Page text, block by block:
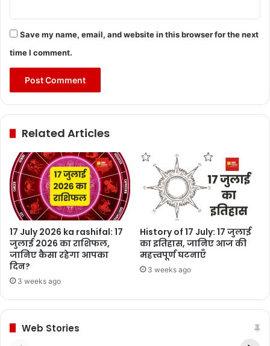
Save my name, email, and website in this browser for the next
time I comment.
Related Articles
17 July 2026 ka rashifal: 17
जुलाई 2026 का राशिफल,
जानिए कैसा रहेगा आपका
दिन?
3 weeks ago
History of 17 July: 17 जुलाई
का इतिहास, जानिए आज की
महत्त्वपूर्ण घटनाएँ
3 weeks ago
Web Stories